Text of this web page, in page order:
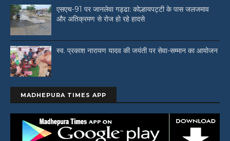
एसएच-91 पर जानलेवा गड्ढा: कोल्हायपट्टी के पास जलजमाव
और अतिक्रमण से रोज हो रहे हादसे
स्व. प्रकाश नारायण यादव की जयंती पर सेवा-सम्मान का आयोजन
MADHEPURA TIMES APP